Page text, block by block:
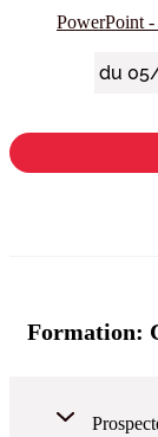
PowerPoint -
Formation: